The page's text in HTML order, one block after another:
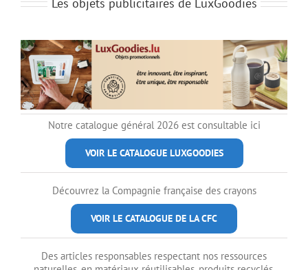
Les objets publicitaires de LuxGoodies
Notre catalogue général 2026 est consultable ici
VOIR LE CATALOGUE LUXGOODIES
Découvrez la Compagnie française des crayons
VOIR LE CATALOGUE DE LA CFC
Des articles responsables respectant nos ressources